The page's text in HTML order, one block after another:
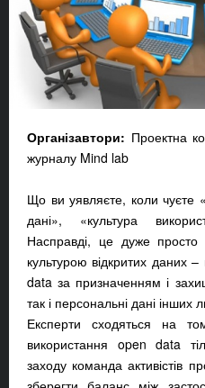
Організавтори: Проектна
журналу Mind lab
Що ви уявляєте, коли чуєте
дані», «культура
Насправді, це дуже просто
культурою відкритих даних
data за призначенням і
так і персональні дані інших
Експерти сходяться на
використання open data
заходу команда активістів